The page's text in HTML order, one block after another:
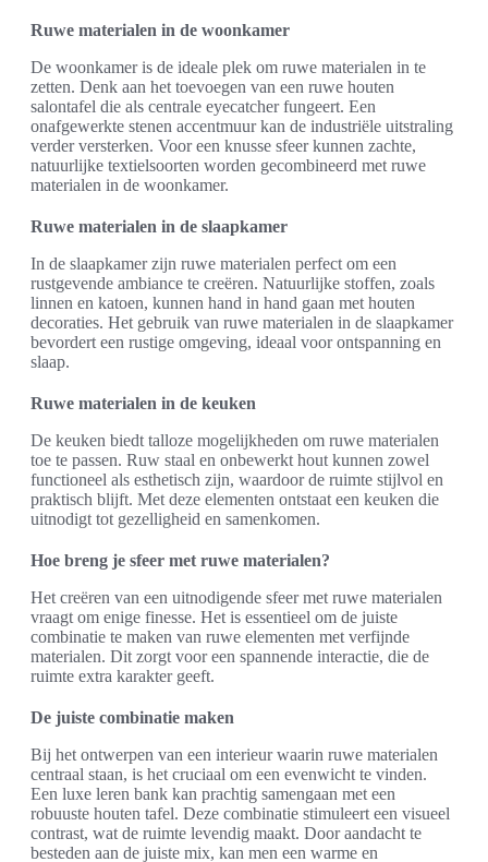
Ruwe materialen in de woonkamer
De woonkamer is de ideale plek om ruwe materialen in te
zetten. Denk aan het toevoegen van een ruwe houten
salontafel die als centrale eyecatcher fungeert. Een
onafgewerkte stenen accentmuur kan de industriële uitstraling
verder versterken. Voor een knusse sfeer kunnen zachte,
natuurlijke textielsoorten worden gecombineerd met ruwe
materialen in de woonkamer.
Ruwe materialen in de slaapkamer
In de slaapkamer zijn ruwe materialen perfect om een
rustgevende ambiance te creëren. Natuurlijke stoffen, zoals
linnen en katoen, kunnen hand in hand gaan met houten
decoraties. Het gebruik van ruwe materialen in de slaapkamer
bevordert een rustige omgeving, ideaal voor ontspanning en
slaap.
Ruwe materialen in de keuken
De keuken biedt talloze mogelijkheden om ruwe materialen
toe te passen. Ruw staal en onbewerkt hout kunnen zowel
functioneel als esthetisch zijn, waardoor de ruimte stijlvol en
praktisch blijft. Met deze elementen ontstaat een keuken die
uitnodigt tot gezelligheid en samenkomen.
Hoe breng je sfeer met ruwe materialen?
Het creëren van een uitnodigende sfeer met ruwe materialen
vraagt om enige finesse. Het is essentieel om de juiste
combinatie te maken van ruwe elementen met verfijnde
materialen. Dit zorgt voor een spannende interactie, die de
ruimte extra karakter geeft.
De juiste combinatie maken
Bij het ontwerpen van een interieur waarin ruwe materialen
centraal staan, is het cruciaal om een evenwicht te vinden.
Een luxe leren bank kan prachtig samengaan met een
robuuste houten tafel. Deze combinatie stimuleert een visueel
contrast, wat de ruimte levendig maakt. Door aandacht te
besteden aan de juiste mix, kan men een warme en